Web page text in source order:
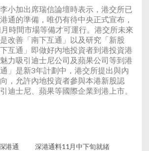
小加出席瑞信論壇時表示，港交所已
通的準備，唯仍有待中央正式宣布，
時間市場等備才可運行。港交所未來
改善「南下互通」以及研究「新股
互通」即做好內地投資者到港投資港
力吸引迪士尼公司及蘋果公司等到港
」是新3年計劃中，港交所提出與內
，允許內地投資者參與本港新股認
迪士尼、蘋果等國際企業到港上市。
港通 深港通料11月中下旬就緒